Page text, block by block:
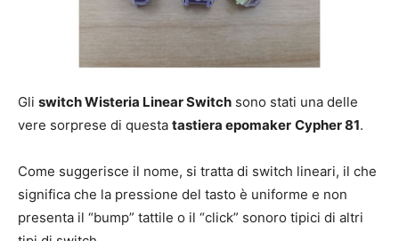
Gli switch Wisteria Linear Switch sono stati una delle
vere sorprese di questa tastiera epomaker Cypher 81.
Come suggerisce il nome, si tratta di switch lineari, il che
significa che la pressione del tasto è uniforme e non
presenta il “bump” tattile o il “click” sonoro tipici di altri